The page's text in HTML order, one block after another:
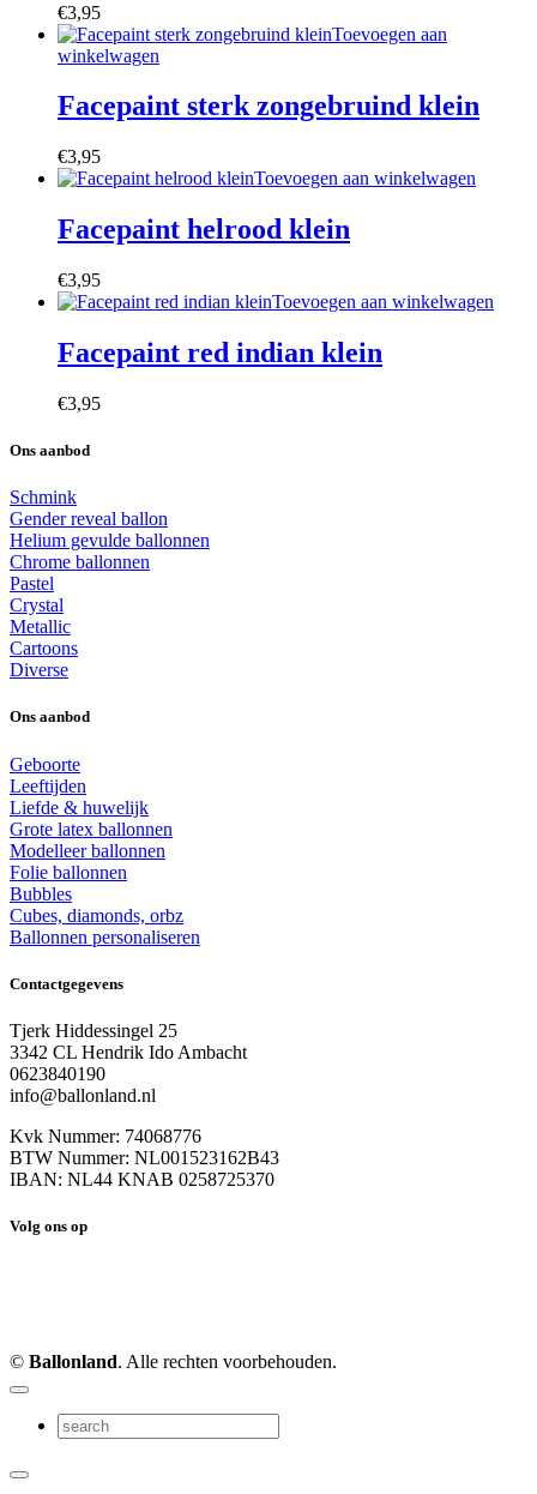
€3,95
Toevoegen aan
winkelwagen
Facepaint sterk zongebruind klein
€3,95
Toevoegen aan winkelwagen
Facepaint helrood klein
€3,95
Toevoegen aan winkelwagen
Facepaint red indian klein
€3,95
Ons aanbod
Schmink
Gender reveal ballon
Helium gevulde ballonnen
Chrome ballonnen
Pastel
Crystal
Metallic
Cartoons
Diverse
Ons aanbod
Geboorte
Leeftijden
Liefde & huwelijk
Grote latex ballonnen
Modelleer ballonnen
Folie ballonnen
Bubbles
Cubes, diamonds, orbz
Ballonnen personaliseren
Contactgegevens
Tjerk Hiddessingel 25
3342 CL Hendrik Ido Ambacht
0623840190
info@ballonland.nl
Kvk Nummer: 74068776
BTW Nummer: NL001523162B43
IBAN: NL44 KNAB 0258725370
Volg ons op
© Ballonland. Alle rechten voorbehouden.